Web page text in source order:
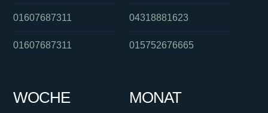
01607687311
01607687311
04318881623
015752676665
WOCHE MONAT